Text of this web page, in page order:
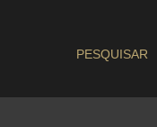
PESQUISAR